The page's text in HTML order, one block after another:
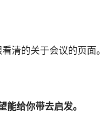
清的关于会议的页面。
给你带去启发。